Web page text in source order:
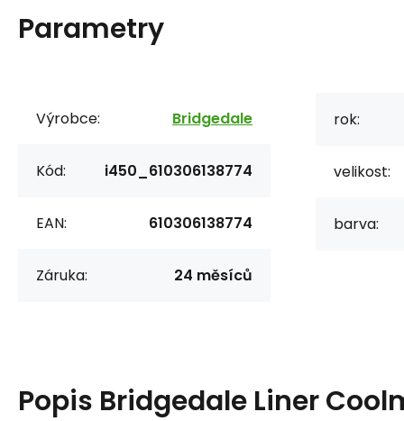
Parametry
Výrobce: Bridgedale
Kód: i450_610306138774
EAN: 610306138774
Záruka: 24 měsíců
rok:
velikost:
barva:
Popis Bridgedale Liner